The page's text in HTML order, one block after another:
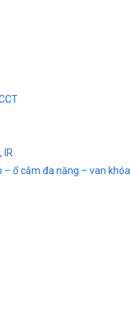
IR
ổ cắm đa năng – van khóa